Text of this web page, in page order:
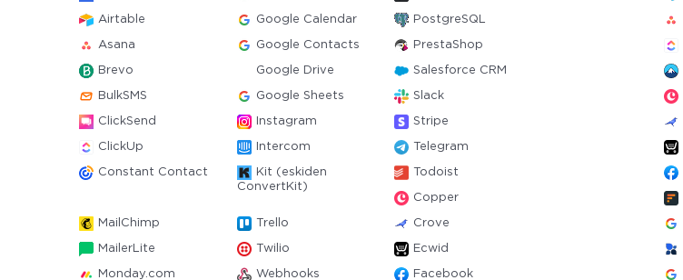
Airtable Google Calendar PostgreSQL
Asana Google Contacts PrestaShop
Brevo Google Drive Salesforce CRM
BulkSMS Google Sheets Slack
ClickSend Instagram Stripe
ClickUp Intercom Telegram
Constant Contact
Kit (eskiden
ConvertKit)
Todoist
Copper
MailChimp Trello Crove
MailerLite Twilio Ecwid
Monday.com Webhooks Facebook